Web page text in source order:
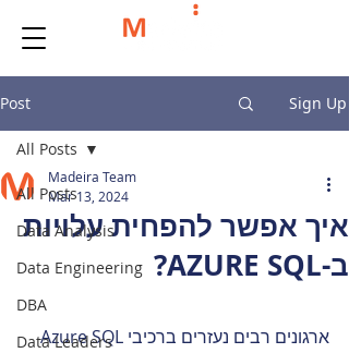
Post Sign Up
All Posts
Data Analysis
Data Engineering
DBA
Data Leaders
All Posts
איך אפשר להפחית עלויות
ב-AZURE SQL?
Madeira Team
Mar 13, 2024
ארגונים רבים נעזרים ברכיבי Azure SQL